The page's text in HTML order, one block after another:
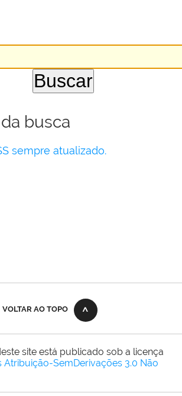
busca
sempre atualizado.
VOLTAR AO TOPO
site está publicado sob a licença
Atribuição-SemDerivações 3.0 Não